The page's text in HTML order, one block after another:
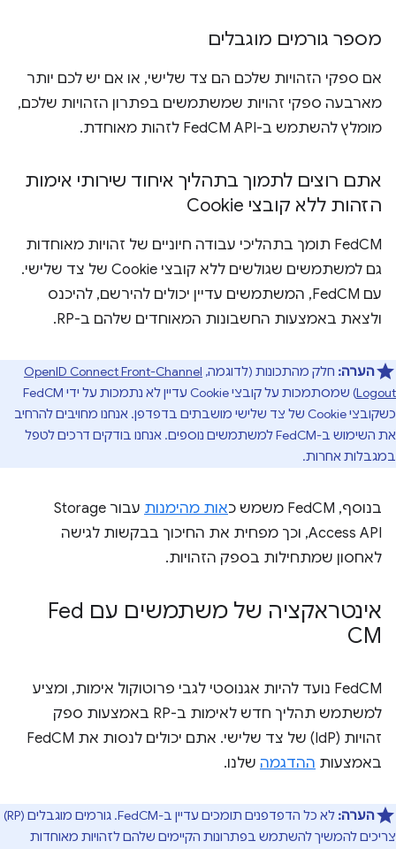
מספר גורמים מוגבלים
אם ספקי הזהויות שלכם הם צד שלישי, או אם יש לכם יותר
מארבעה ספקי זהויות שמשתמשים בפתרון הזהויות שלכם,
מומלץ להשתמש ב-FedCM API לזהות מאוחדת.
אתם רוצים לתמוך בתהליך איחוד שירותי אימות
הזהות ללא קובצי Cookie
‫FedCM תומך בתהליכי עבודה חיוניים של זהויות מאוחדות
גם למשתמשים שגולשים ללא קובצי Cookie של צד שלישי.
עם FedCM, המשתמשים עדיין יכולים להירשם, להיכנס
ולצאת באמצעות החשבונות המאוחדים שלהם ב-RP.
הערה: חלק מהתכונות (לדוגמה, OpenID Connect Front-Channel
Logout
) שמסתמכות על קובצי Cookie עדיין לא נתמכות על ידי FedCM
כשקובצי Cookie של צד שלישי מושבתים בדפדפן. אנחנו מחויבים להרחיב
את השימוש ב-FedCM למשתמשים נוספים. אנחנו בודקים דרכים לטפל
במגבלות אחרות.
בנוסף, FedCM משמש כ אות מהימנות
עבור Storage
Access API, וכך מפחית את החיכוך בבקשות לגישה
לאחסון שמתחילות בספק הזהויות.
אינטראקציה של משתמשים עם Fed
CM
‫FedCM נועד להיות אגנוסטי לגבי פרוטוקול אימות, ומציע
למשתמש תהליך חדש לאימות ב-RP באמצעות ספק
זהויות (IdP) של צד שלישי. אתם יכולים לנסות את FedCM
באמצעות ההדגמה שלנו.
הערה:
לא כל הדפדפנים תומכים עדיין ב-FedCM. גורמים מוגבלים (RP)
צריכים להמשיך להשתמש בפתרונות הקיימים שלהם לזהויות מאוחדות